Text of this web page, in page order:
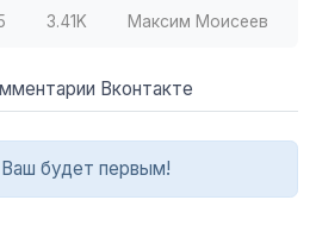
3.41K Максим Моисеев
Вконтакте
будет первым!